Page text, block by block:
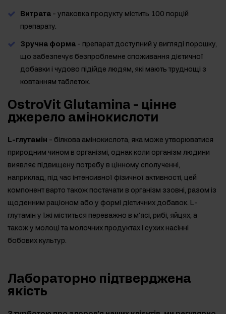
Витрата - упаковка продукту містить 100 порцій
препарату.
Зручна форма - препарат доступний у вигляді порошку,
що забезпечує безпроблемне споживання дієтичної
добавки і чудово підійде людям, які мають труднощі з
ковтанням таблеток.
OstroVit Glutamina - цінне
джерело амінокислоти
L-глутамін - білкова амінокислота, яка може утворюватися
природним чином в організмі, однак коли організм людини
виявляє підвищену потребу в цінному сполученні,
наприклад, під час інтенсивної фізичної активності, цей
компонент варто також постачати в організм ззовні, разом із
щоденним раціоном або у формі дієтичних добавок. L-
глутамін у їжі міститься переважно в м'ясі, рибі, яйцях, а
також у молоці та молочних продуктах і сухих насінні
бобових культур.
Лабораторно підтверджена
якість